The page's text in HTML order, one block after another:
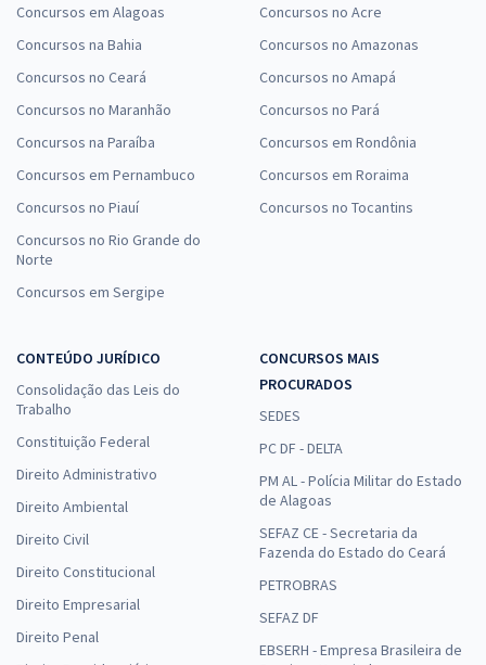
Concursos em Alagoas
Concursos na Bahia
Concursos no Ceará
Concursos no Maranhão
Concursos na Paraíba
Concursos em Pernambuco
Concursos no Piauí
Concursos no Rio Grande do
Norte
Concursos em Sergipe
Concursos no Acre
Concursos no Amazonas
Concursos no Amapá
Concursos no Pará
Concursos em Rondônia
Concursos em Roraima
Concursos no Tocantins
CONTEÚDO JURÍDICO
Consolidação das Leis do
Trabalho
Constituição Federal
Direito Administrativo
Direito Ambiental
Direito Civil
Direito Constitucional
Direito Empresarial
Direito Penal
CONCURSOS MAIS
PROCURADOS
SEDES
PC DF - DELTA
PM AL - Polícia Militar do Estado
de Alagoas
SEFAZ CE - Secretaria da
Fazenda do Estado do Ceará
PETROBRAS
SEFAZ DF
EBSERH - Empresa Brasileira de